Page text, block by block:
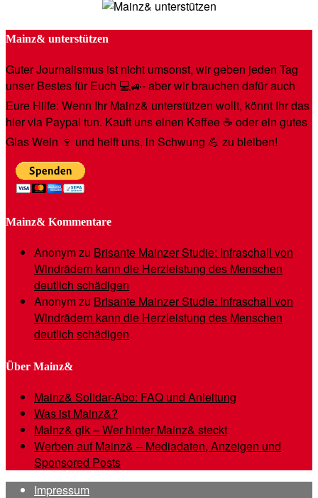
Mainz& unterstützen
Guter Journalismus ist nicht umsonst, wir geben jeden Tag
unser Bestes für Euch 💻🚙- aber wir brauchen dafür auch
Eure Hilfe: Wenn Ihr Mainz& unterstützen wollt, könnt Ihr das
hier via Paypal tun. Kauft uns einen Kaffee ☕️ oder ein gutes
Glas Wein 🍷 und helft uns, in Schwung 💪 zu bleiben!
Mainz& Kommentare
Anonymzu Brisante Mainzer Studie: Infraschall von
Windrädern kann die Herzleistung des Menschen
deutlich schädigen
Anonymzu Brisante Mainzer Studie: Infraschall von
Windrädern kann die Herzleistung des Menschen
deutlich schädigen
Über Mainz&
Mainz& Solidar-Abo: FAQ und Anleitung
Was ist Mainz&?
Mainz& gik – Wer hinter Mainz& steckt
Werben auf Mainz& – Mediadaten, Anzeigen und
Sponsored Posts
Impressum